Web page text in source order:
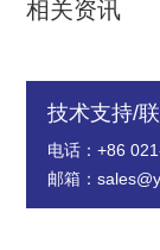
相关资讯
技术支持/
电话：+86
邮箱：